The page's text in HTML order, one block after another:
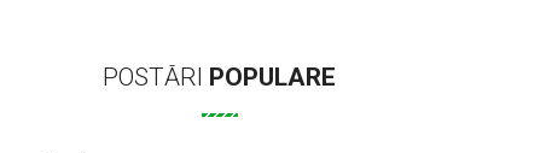
POSTĂRI POPULARE